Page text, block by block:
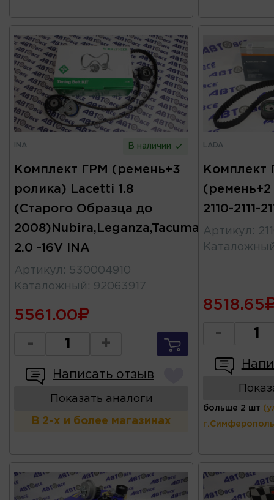
INA В наличии
Комплект ГРМ (ремень+3
ролика) Lacetti 1.8
(Старого Образца до
2008)Nubira,Leganza,Tacuma,Evanda
2.0 -16V INA
Артикул : 530004910
Каталожный : 92063917
5561.00
- +
Написать отзыв
Показать аналоги
В 2-х и более магазинах
LADA
Комплект
2110-2111-
Артикул :
8518.65
-
больше 2 шт